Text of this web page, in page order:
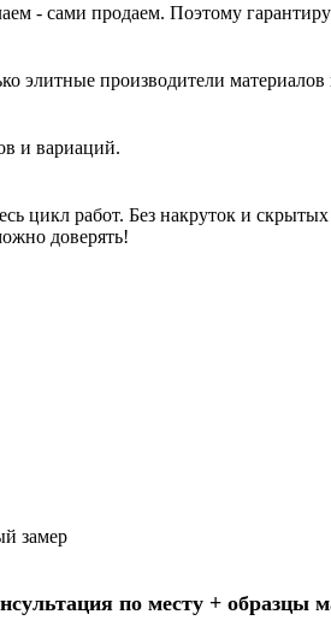
- сами продаем. Поэтому
элитные производители
и вариаций.
цикл работ. Без накруток и
доверять!
замер
по месту + образцы